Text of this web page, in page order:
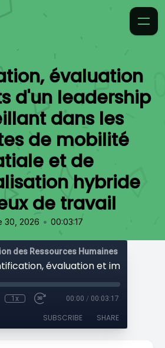
évaluation
d'un leadership
dans les
de mobilité
et de
hybride
de travail
30, 2026 • 00:03:17
des Ressources Humaines
1x 00:00 / 00:03:17
SUBSCRIBE SHARE